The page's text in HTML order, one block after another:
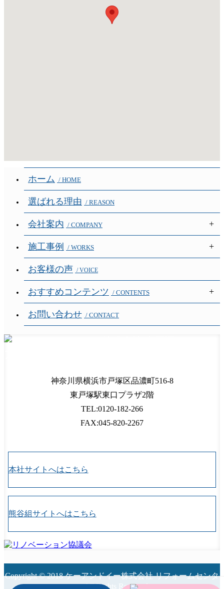
ホーム / HOME
選ばれる理由 / REASON
会社案内 / COMPANY
施工事例 / WORKS
お客様の声 / VOICE
おすすめコンテンツ / CONTENTS
お問い合わせ / CONTACT
神奈川県横浜市戸塚区品濃町516-8
東戸塚駅東口プラザ2階
TEL:0120-182-266
FAX:045-820-2267
本社サイトへはこちら
熊谷組サイトへはこちら
Copyright © 2018 ケーアンドイー株式会社 リフォームセンタ
ー All Rights Reserved.